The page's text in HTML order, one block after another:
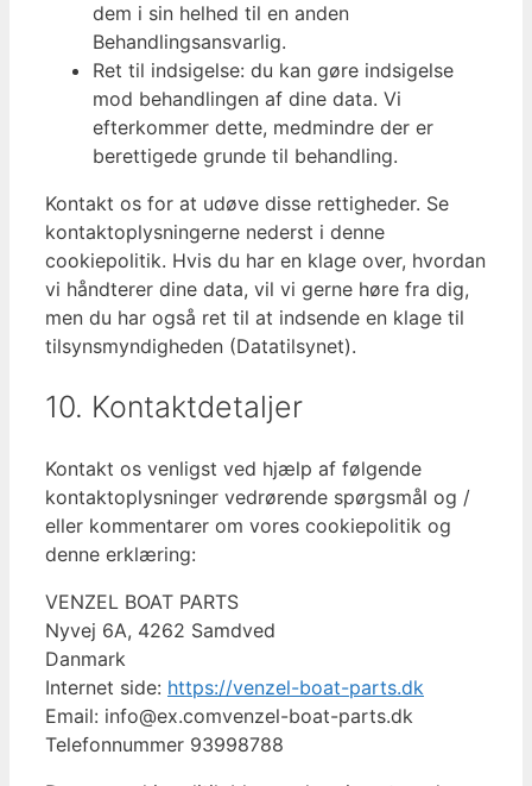
dem i sin helhed til en anden
Behandlingsansvarlig.
Ret til indsigelse: du kan gøre indsigelse
mod behandlingen af ​​dine data. Vi
efterkommer dette, medmindre der er
berettigede grunde til behandling.
Kontakt os for at udøve disse rettigheder. Se
kontaktoplysningerne nederst i denne
cookiepolitik. Hvis du har en klage over, hvordan
vi håndterer dine data, vil vi gerne høre fra dig,
men du har også ret til at indsende en klage til
tilsynsmyndigheden (Datatilsynet).
10. Kontaktdetaljer
Kontakt os venligst ved hjælp af følgende
kontaktoplysninger vedrørende spørgsmål og /
eller kommentarer om vores cookiepolitik og
denne erklæring:
VENZEL BOAT PARTS
Nyvej 6A, 4262 Samdved
Danmark
Internet side: https://venzel-boat-parts.dk
Email: info@ex.comvenzel-boat-parts.dk
Telefonnummer 93998788